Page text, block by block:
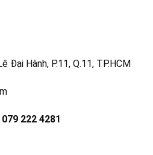
Đại Hành, P.11, Q.11, TP.HCM
222 4281